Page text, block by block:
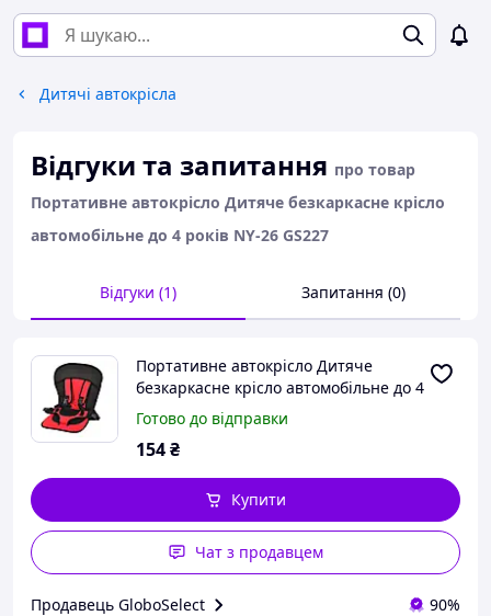
Дитячі автокрісла
Відгуки та запитання про товар
Портативне автокрісло Дитяче безкаркасне крісло
автомобільне до 4 років NY-26 GS227
Відгуки (1) Запитання (0)
Портативне автокрісло Дитяче
безкаркасне крісло автомобільне до 4
років NY-26 GS227
Готово до відправки
154₴
Купити
Чат з продавцем
Продавець GloboSelect 90%